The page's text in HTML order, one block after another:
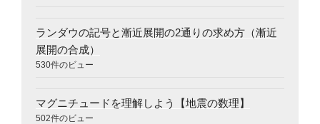
ランダウの記号と漸近展開の2通りの求め方（漸近
展開の合成）
530件のビュー
マグニチュードを理解しよう【地震の数理】
502件のビュー